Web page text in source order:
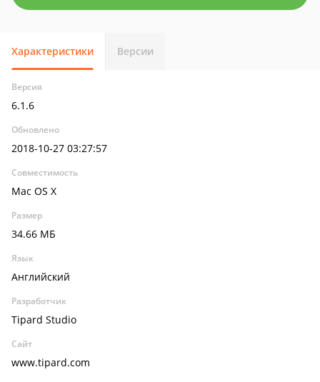
Характеристики Версии
Версия
6.1.6
Обновлено
2018-10-27 03:27:57
Совместимость
Mac OS X
Размер
34.66 МБ
Язык
Английский
Разработчик
Tipard Studio
Сайт
www.tipard.com